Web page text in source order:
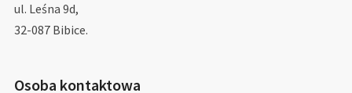
ul. Leśna 9d,
32-087 Bibice.
Osoba kontaktowa